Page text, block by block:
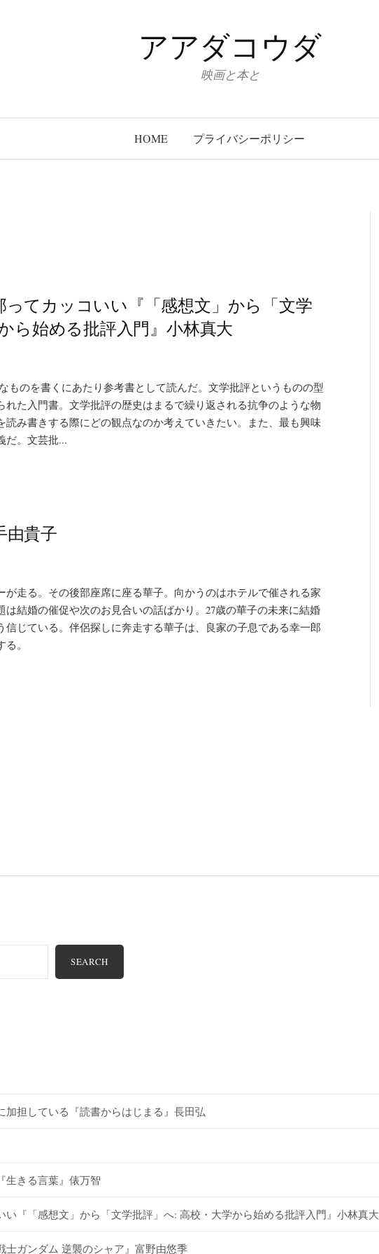
アアダコウダ
映画と本と
HOME プライバシーポリシー
てカッコいい『「感想文」から「文学
ら始める批評入門』小林真大
ものを書くにあたり参考書として読んだ。文学批評というものの型
れた入門書。文学批評の歴史はまるで繰り返される抗争のような物
読み書きする際にどの観点なのか考えていきたい。また、最も興味
だ。文芸批...
由貴子
が走る。その後部座席に座る華子。向かうのはホテルで催される家
結婚の催促や次のお見合いの話ばかり。27歳の華子の未来に結婚
信じている。伴侶探しに奔走する華子は、良家の子息である幸一郎
。
SEARCH
担している『読書からはじまる』長田弘
生きる言葉』俵万智
『「感想文」から「文学批評」へ: 高校・大学から始める批評入門』小林真大
士ガンダム 逆襲のシャア』富野由悠季